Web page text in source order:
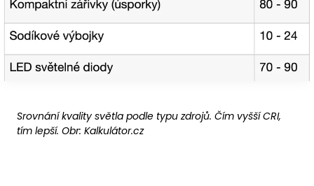
Srovnání kvality světla podle typu zdrojů. Čím vyšší CRI,
tím lepší. Obr: Kalkulátor.cz